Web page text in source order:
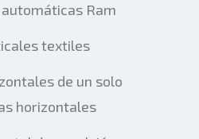
de dirección de
número de teléfono
Ram
textiles
de un solo
horizontales